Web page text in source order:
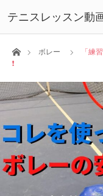
テニスレッスン動
ホームボレー
「練
❗️